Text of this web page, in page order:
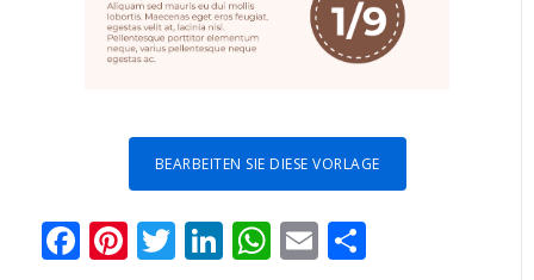
BEARBEITEN SIE DIESE VORLAGE
Facebook
Pinterest
Twitter
LinkedIn
WhatsApp
Email